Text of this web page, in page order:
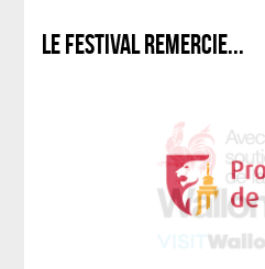
LE FESTIVAL REMERCIE...